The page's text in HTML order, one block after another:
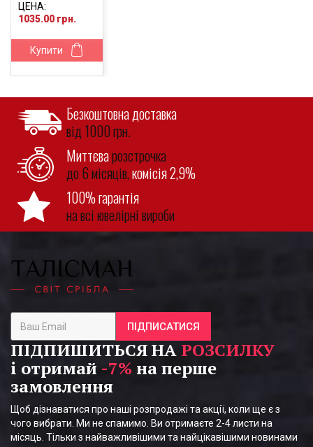
ЦЕНА:
1035.00 грн.
Купити
Безкоштовна доставка
від 1000 грн.
Миттєварозстрочка
до 6 місяців,комісія 2,9%
100% гарантія
на всі ювелірні вироби
ПІДПИСАТИСЯ
ПІДПИШИТЬСЯ НА РОЗСИЛКУ
і отримай -7% на перше
замовлення
Щоб дізнаватися про наші розпродажі та акції, коли ще є з
чого вибрати. Ми не спамимо. Ви отримаєте 2-4 листи на
місяць. Тільки з найважливішими та найцікавішими новинами